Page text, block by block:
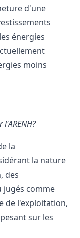
d'une
énergies
moins
la
la nature
des
jugés comme
de l'exploitation,
sur les